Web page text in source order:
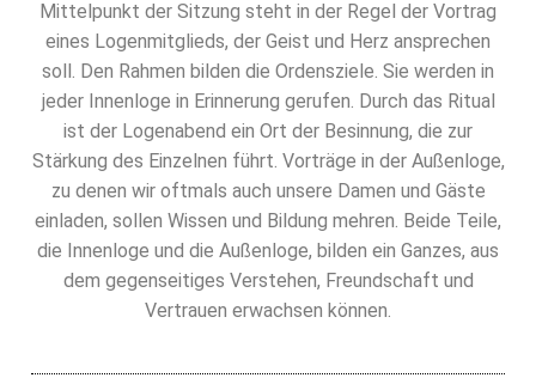
Mittelpunkt der Sitzung steht in der Regel der Vortrag
eines Logenmitglieds, der Geist und Herz ansprechen
soll. Den Rahmen bilden die Ordensziele. Sie werden in
jeder Innenloge in Erinnerung gerufen. Durch das Ritual
ist der Logenabend ein Ort der Besinnung, die zur
Stärkung des Einzelnen führt. Vorträge in der Außenloge,
zu denen wir oftmals auch unsere Damen und Gäste
einladen, sollen Wissen und Bildung mehren. Beide Teile,
die Innenloge und die Außenloge, bilden ein Ganzes, aus
dem gegenseitiges Verstehen, Freundschaft und
Vertrauen erwachsen können.